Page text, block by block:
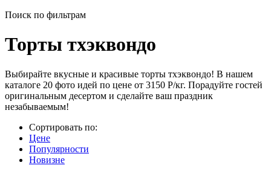
Поиск по фильтрам
Торты тхэквондо
Выбирайте вкусные и красивые торты тхэквондо! В нашем
каталоге 20 фото идей по цене от 3150 Р/кг. Порадуйте гостей
оригинальным десертом и сделайте ваш праздник
незабываемым!
Сортировать по:
Цене
Популярности
Новизне